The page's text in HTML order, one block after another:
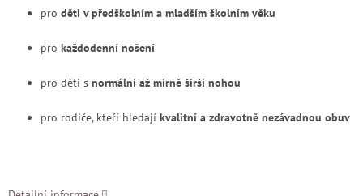
pro děti v předškolním a mladším školním věku
pro každodenní nošení
pro děti s normální až mírně širší nohou
pro rodiče, kteří hledají kvalitní a zdravotně nezávadnou obuv